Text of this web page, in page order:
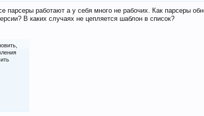
парсеры работают а у себя много не рабочих. Как парсеры
В каких случаях не цепляется шаблон в список?